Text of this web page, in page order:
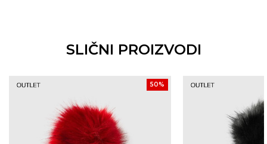
SLIČNI PROIZVODI
50%